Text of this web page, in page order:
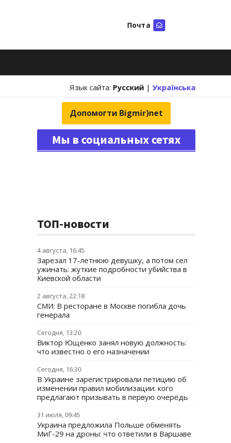
Почта
Язык сайта: Русский | Українська
Допомогти Bigmir)net
Мы в социальных сетях
ТОП-новости
4 августа, 16:45
Зарезал 17-летнюю девушку, а потом сел
ужинать: жуткие подробности убийства в
Киевской области
2 августа, 22:18
СМИ: В ресторане в Москве погибла дочь
генерала
Сегодня, 13:20
Виктор Ющенко занял новую должность:
что известно о его назначении
Сегодня, 16:30
В Украине зарегистрировали петицию об
изменении правил мобилизации: кого
предлагают призывать в первую очередь
31 июля, 09:45
Украина предложила Польше обменять
МиГ-29 на дроны: что ответили в Варшаве